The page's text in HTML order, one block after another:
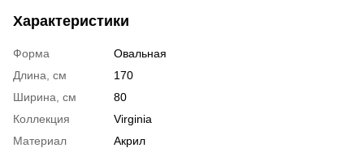
Характеристики
Форма
Овальная
Длина, см
170
Ширина, см
80
Коллекция
Virginia
Материал
Акрил